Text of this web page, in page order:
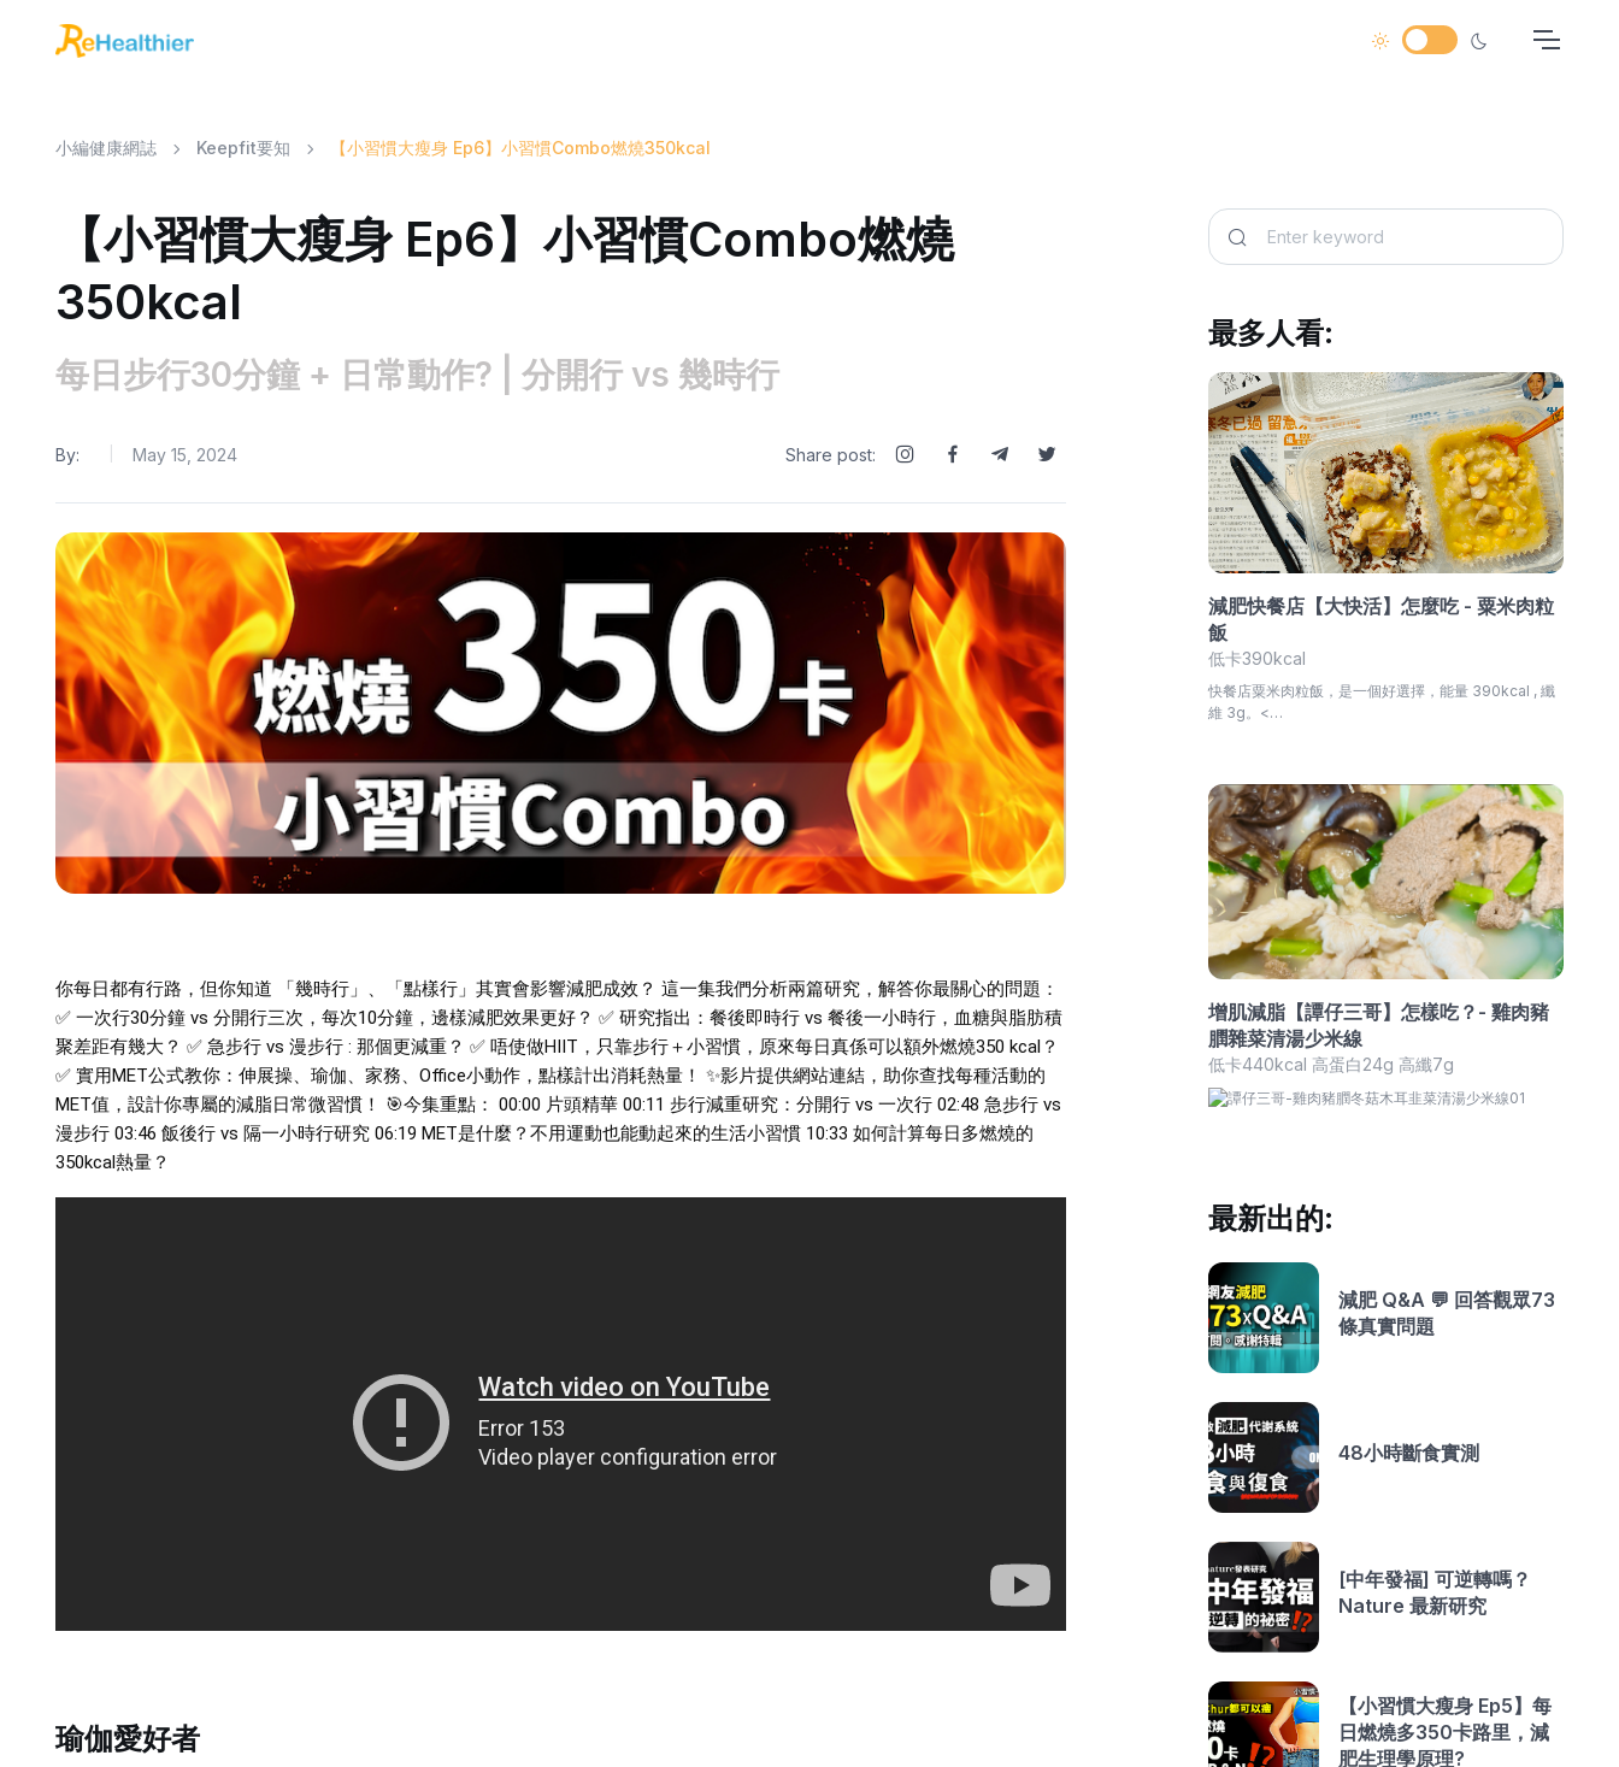
小編健康網誌 Keepfit要知 【小習慣大瘦身 Ep6】小習慣Combo燃燒350kcal
【小習慣大瘦身 Ep6】小習慣Combo燃燒
350kcal
每日步行30分鐘 + 日常動作? | 分開行 vs 幾時行
By: May 15, 2024 Share post:
你每日都有行路，但你知道 「幾時行」、「點樣行」其實會影響減肥成效？ 這一集我們分析兩篇研究，解答你最關心的問題：
✅ 一次行30分鐘 vs 分開行三次，每次10分鐘，邊樣減肥效果更好？ ✅ 研究指出：餐後即時行 vs 餐後一小時行，血糖與脂肪積
聚差距有幾大？ ✅ 急步行 vs 漫步行 : 那個更減重？ ✅ 唔使做HIIT，只靠步行＋小習慣，原來每日真係可以額外燃燒350 kcal？
✅ 實用MET公式教你：伸展操、瑜伽、家務、Office小動作，點樣計出消耗熱量！ ✨影片提供網站連結，助你查找每種活動的
MET值，設計你專屬的減脂日常微習慣！ 🎯今集重點： 00:00 片頭精華 00:11 步行減重研究：分開行 vs 一次行 02:48 急步行 vs
漫步行 03:46 飯後行 vs 隔一小時行研究 06:19 MET是什麼？不用運動也能動起來的生活小習慣 10:33 如何計算每日多燃燒的
350kcal熱量？
瑜伽愛好者
最多人看:
減肥快餐店【大快活】怎麼吃 - 粟米肉粒
飯
低卡390kcal
快餐店粟米肉粒飯，是一個好選擇，能量 390kcal , 纖
維 3g。<…
增肌減脂【譚仔三哥】怎樣吃？- 雞肉豬
膶雜菜清湯少米線
低卡440kcal 高蛋白24g 高纖7g
最新出的:
減肥 Q&A 💬 回答觀眾73
條真實問題
48小時斷食實測
[中年發福] 可逆轉嗎？
Nature 最新研究
【小習慣大瘦身 Ep5】每
日燃燒多350卡路里，減
肥生理學原理?